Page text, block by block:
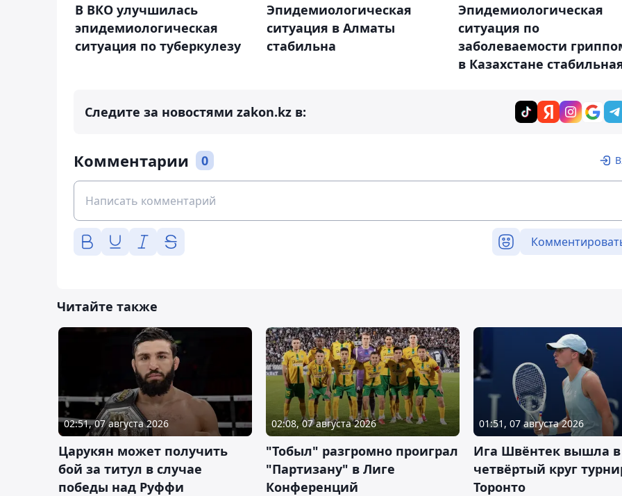
В ВКО улучшилась
эпидемиологическая
ситуация по туберкулезу
Эпидемиологическая
ситуация в Алматы
стабильна
Эпидемиологическая
ситуация по
заболеваемости
в Казахстане
Следите за новостями zakon.kz в:
Комментарии 0
Читайте также
02:51, 07 августа 2026
Царукян может получить
бой за титул в случае
победы над Руффи
02:08, 07 августа 2026
"Тобыл" разгромно проиграл
"Партизану" в Лиге
Конференций
01:51, 07 августа 2026
Ига Швёнтек вышла в
четвёртый круг
Торонто